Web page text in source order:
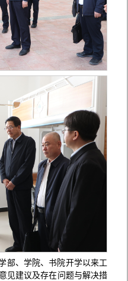
部、学院、书院开学以来工
见建议及存在问题与解决措